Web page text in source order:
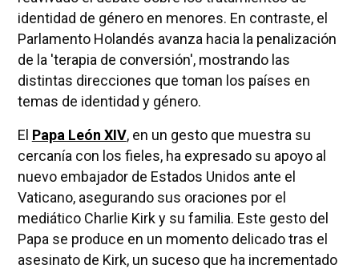
identidad de género en menores. En contraste, el
Parlamento Holandés avanza hacia la penalización
de la 'terapia de conversión', mostrando las
distintas direcciones que toman los países en
temas de identidad y género.
El Papa León XIV, en un gesto que muestra su
cercanía con los fieles, ha expresado su apoyo al
nuevo embajador de Estados Unidos ante el
Vaticano, asegurando sus oraciones por el
mediático Charlie Kirk y su familia. Este gesto del
Papa se produce en un momento delicado tras el
asesinato de Kirk, un suceso que ha incrementado